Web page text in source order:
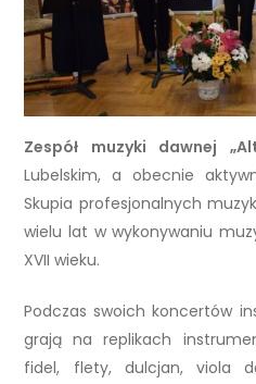
Zespół muzyki dawnej
Lubelskim, a obecnie
Skupia profesjonalnych
wielu lat w wykonywaniu
XVII wieku.
Podczas swoich koncertów
grają na replikach
fidel, flety, dulcjan, viola